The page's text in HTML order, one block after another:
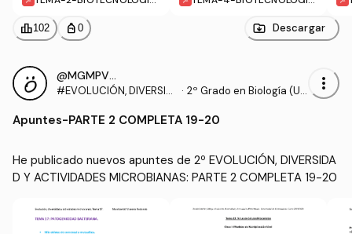
leaderboard102 personal_bag 0 Descargar
@MGMPV_406948
#EVOLUCIÓN, DIVERSID
OBIANAS
· 2º Grado en Biología (UE
more_vert
Apuntes-PARTE 2 COMPLETA 19-20
He publicado nuevos apuntes de 2º EVOLUCIÓN, DIVERSIDA
D Y ACTIVIDADES MICROBIANAS: PARTE 2 COMPLETA 19-20